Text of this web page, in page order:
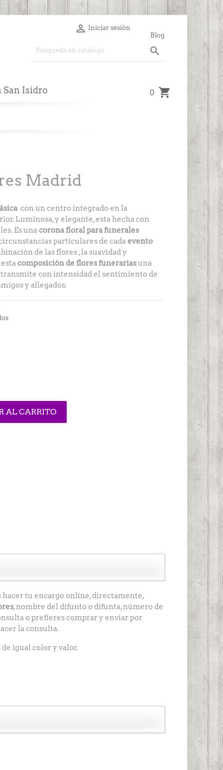
 Iniciar sesión
Blog

San Isidro 0
Madrid
con un centro integrado en la
Luminosa, y elegante, esta hecha con
Es unacorona floral para funerales
particulares de cadaevento
de las flores , la suavidad y
composición de flores funerariasuna
con intensidad el sentimiento de
y allegados.
AL CARRITO
hacer tu encargo online, directamente,
, nombre del difunto o difunta, número de
o prefieres comprar y enviar por
la consulta.
igual color y valor.